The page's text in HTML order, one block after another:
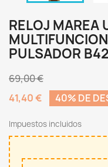
RELOJ MAREA
PULSADOR
69,00 €
41,40 €
40% DE
Impuestos incluidos